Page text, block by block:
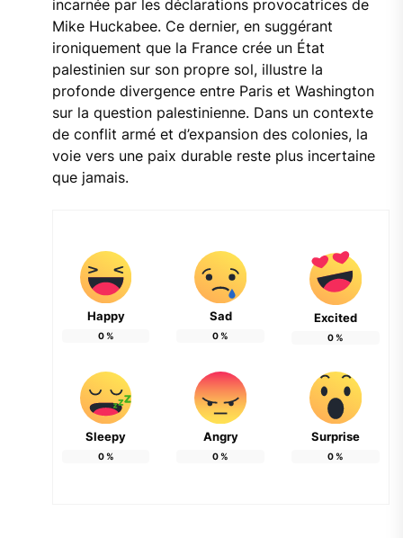
incarnée par les déclarations provocatrices de
Mike Huckabee. Ce dernier, en suggérant
ironiquement que la France crée un État
palestinien sur son propre sol, illustre la
profonde divergence entre Paris et Washington
sur la question palestinienne. Dans un contexte
de conflit armé et d’expansion des colonies, la
voie vers une paix durable reste plus incertaine
que jamais.
Happy
0%
Sad
0%
Excited
0%
Sleepy
0%
Angry
0%
Surprise
0%